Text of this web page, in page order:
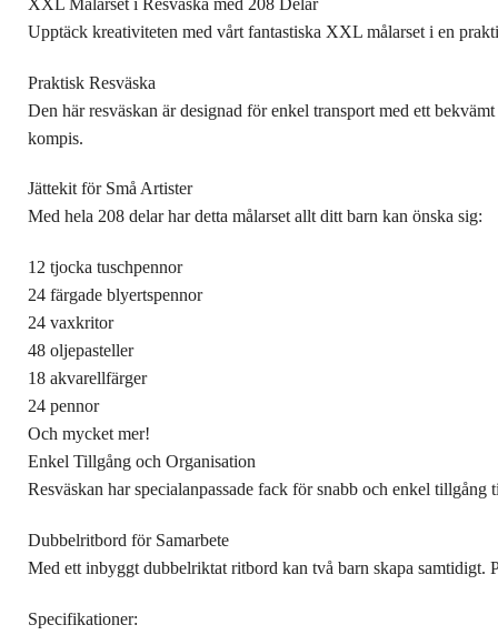
Upptäck kreativiteten med vårt fantastiska XXL målarset i en
Praktisk Resväska
Den här resväskan är designad för enkel transport med ett
kompis.
Jättekit för Små Artister
Med hela 208 delar har detta målarset allt ditt barn kan önska sig:
12 tjocka tuschpennor
24 färgade blyertspennor
24 vaxkritor
48 oljepasteller
18 akvarellfärger
24 pennor
Och mycket mer!
Enkel Tillgång och Organisation
Resväskan har specialanpassade fack för snabb och enkel
Dubbelritbord för Samarbete
Med ett inbyggt dubbelriktat ritbord kan två barn skapa samtidigt.
Specifikationer: